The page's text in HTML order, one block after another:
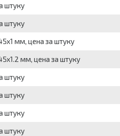
штуку
штуку
мм, цена за штуку
мм, цена за штуку
штуку
штуку
штуку
штуку